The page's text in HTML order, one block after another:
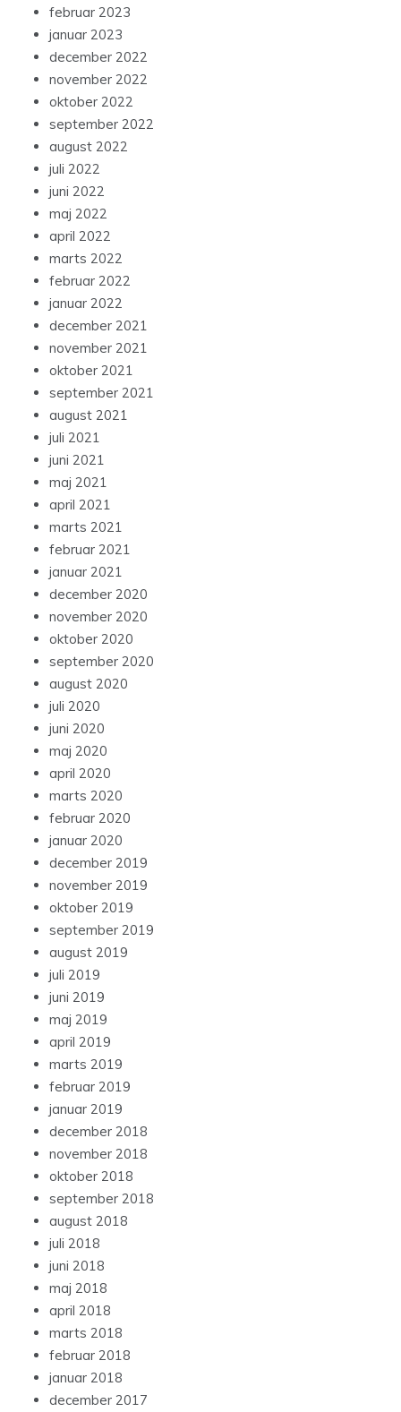
februar 2023
januar 2023
december 2022
november 2022
oktober 2022
september 2022
august 2022
juli 2022
juni 2022
maj 2022
april 2022
marts 2022
februar 2022
januar 2022
december 2021
november 2021
oktober 2021
september 2021
august 2021
juli 2021
juni 2021
maj 2021
april 2021
marts 2021
februar 2021
januar 2021
december 2020
november 2020
oktober 2020
september 2020
august 2020
juli 2020
juni 2020
maj 2020
april 2020
marts 2020
februar 2020
januar 2020
december 2019
november 2019
oktober 2019
september 2019
august 2019
juli 2019
juni 2019
maj 2019
april 2019
marts 2019
februar 2019
januar 2019
december 2018
november 2018
oktober 2018
september 2018
august 2018
juli 2018
juni 2018
maj 2018
april 2018
marts 2018
februar 2018
januar 2018
december 2017